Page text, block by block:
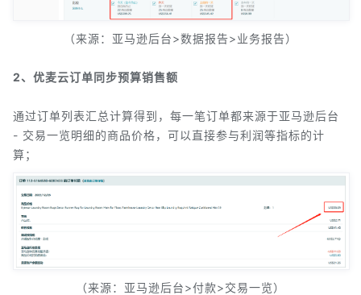
（来源：亚马逊后台>数据报告>业务报告）
2、优麦云订单同步预算销售额
通过订单列表汇总计算得到，每一笔订单都来源于亚马逊后台
- 交易一览明细的商品价格，可以直接参与利润等指标的计
算；
（来源：亚马逊后台>付款>交易一览）